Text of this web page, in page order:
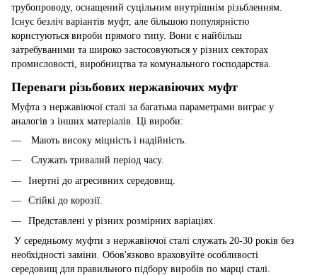
трубопроводу, оснащений суцільним внутрішнім різьбленням.
Існує безліч варіантів муфт, але більшою популярністю
користуються вироби прямого типу. Вони є найбільш
затребуваними та широко застосовуються у різних секторах
промисловості, виробництва та комунального господарства.
Переваги різьбових нержавіючих муфт
Муфта з нержавіючої сталі за багатьма параметрами виграє у
аналогів з інших матеріалів. Ці вироби:
Мають високу міцність і надійність.
Служать тривалий період часу.
Інертні до агресивних середовищ.
Стійкі до корозії.
Представлені у різних розмірних варіаціях.
У середньому муфти з нержавіючої сталі служать 20-30 років без
необхідності заміни. Обов'язково враховуйте особливості
середовищ для правильного підбору виробів по марці сталі.